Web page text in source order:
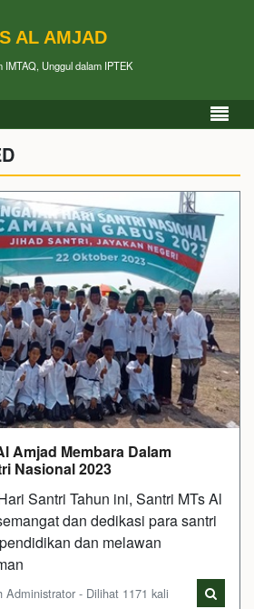
AL AMJAD
IMTAQ, Unggul dalam IPTEK
Amjad Membara Dalam
Nasional 2023
Santri Tahun ini, Santri MTs Al
dan dedikasi para santri
dan melawan
Administrator - Dilihat 1171 kali